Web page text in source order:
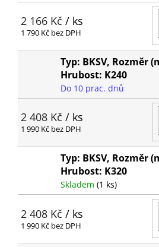
2 166 Kč / ks
1 790 Kč bez DPH
Typ: BKSV, Rozměr
Hrubost: K240
Do 10 prac. dnů
2 408 Kč / ks
1 990 Kč bez DPH
Typ: BKSV, Rozměr
Hrubost: K320
Skladem (1 ks)
2 408 Kč / ks
1 990 Kč bez DPH